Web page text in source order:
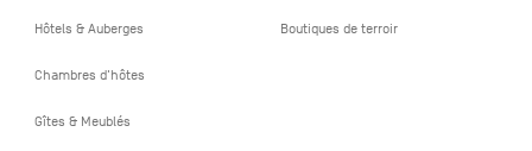
Hôtels & Auberges
Chambres d'hôtes
Gîtes & Meublés
Boutiques de terroir